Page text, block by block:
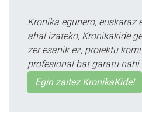
Kronika egunero, euskaraz
ahal izateko, Kronikakide
zer esanik ez, proiektu
profesional bat garatu nahi
Egin zaitez KronikaKide!